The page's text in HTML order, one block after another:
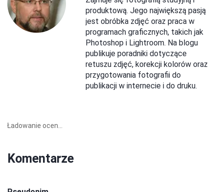
produktową. Jego największą pasją
jest obróbka zdjęć oraz praca w
programach graficznych, takich jak
Photoshop i Lightroom. Na blogu
publikuje poradniki dotyczące
retuszu zdjęć, korekcji kolorów oraz
przygotowania fotografii do
publikacji w internecie i do druku.
Ładowanie ocen...
Komentarze